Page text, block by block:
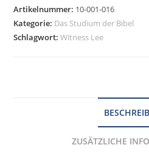
Artikelnummer: 10-001-016
Kategorie: Das Studium der Bibel
Schlagwort:Witness Lee
ZUSÄTZLICHE